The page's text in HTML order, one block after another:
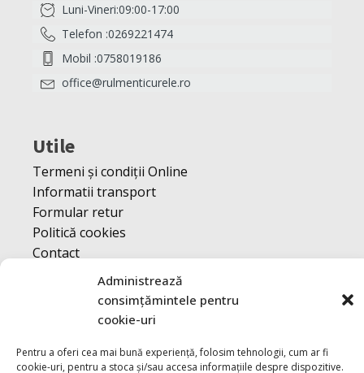
Administrează
consimțămintele pentru
cookie-uri
Pentru a oferi cea mai bună experiență, folosim tehnologii, cum ar fi
cookie-uri, pentru a stoca și/sau accesa informațiile despre dispozitive.
Luni-Vineri:09:00-17:00
Telefon :0269221474
Mobil :0758019186
office@rulmenticurele.ro
Utile
Termeni și condiții Online
Informatii transport
Formular retur
Politică cookies
Contact
Contul meu
Alte Link-uri
Politica cookie